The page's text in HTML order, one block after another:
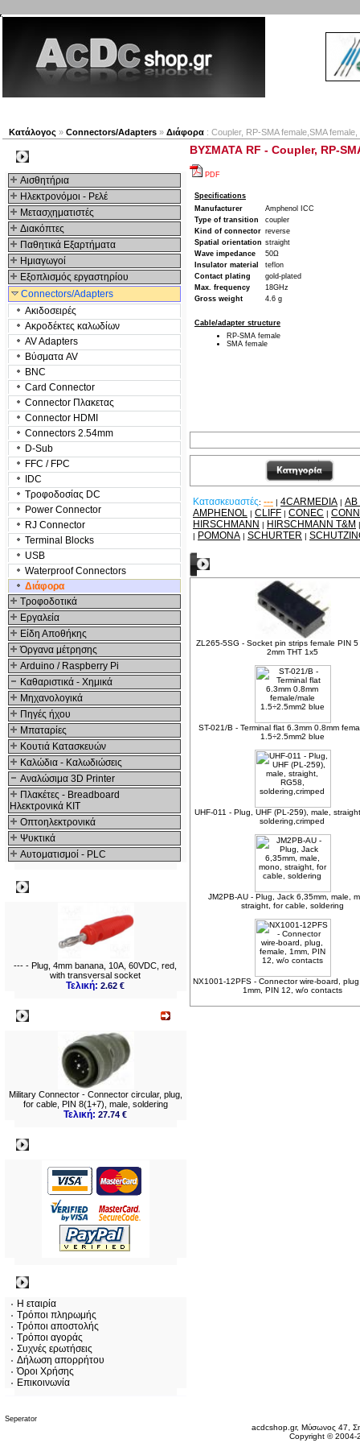
Κατάλογος » Connectors/Adapters » Διάφορα : Coupler, RP-SMA female,SMA
Αισθητήρια
Ηλεκτρονόμοι - Ρελέ
Μετασχηματιστές
Διακόπτες
Παθητικά Εξαρτήματα
Hμιαγωγοί
Εξοπλισμός εργαστηρίου
Connectors/Adapters
Ακιδοσειρές
Ακροδέκτες καλωδίων
AV Adapters
Βύσματα AV
BNC
Card Connector
Connector Πλακετας
Connector HDMI
Connectors 2.54mm
D-Sub
FFC / FPC
IDC
Τροφοδοσίας DC
Power Connector
RJ Connector
Terminal Blocks
USB
Waterproof Connectors
Διάφορα
Τροφοδοτικά
Εργαλεία
Είδη Αποθήκης
Όργανα μέτρησης
Arduino / Raspberry Pi
Καθαριστικά - Χημικά
Μηχανολογικά
Πηγές ήχου
Μπαταρίες
Κουτιά Κατασκευών
Καλώδια - Καλωδιώσεις
Αναλώσιμα 3D Printer
Πλακέτες - Breadboard
Ηλεκτρονικά ΚΙΤ
Οπτοηλεκτρονικά
Ψυκτικά
Αυτοματισμοί - PLC
--- - Plug, 4mm banana, 10A, 60VDC, red,
with transversal socket
Τελική:2.62 €
Military Connector - Connector circular, plug,
for cable, PIN 8(1+7), male, soldering
Τελική:27.74 €
Η εταιρία
Τρόποι πληρωμής
Τρόποι αποστολής
Τρόποι αγοράς
Συχνές ερωτήσεις
Δήλωση απορρήτου
Όροι Χρήσης
Επικοινωνία
ΒΥΣΜΑΤΑ RF - Coupler, RP-
PDF
Specifications
Manufacturer
Amphenol ICC
Type of transition
coupler
Kind of connector reverse
Spatial orientation straight
Wave impedance
50Ω
Insulator material
teflon
Contact plating
gold-plated
Max. frequency
18GHz
Gross weight
4.6 g
Cable/adapter structure
RP-SMA female
SMA female
Κατασκευαστές: --- | 4CARMEDIA | AB
AMPHENOL | CLIFF | CONEC |
HIRSCHMANN | HIRSCHMANN T&M
| POMONA | SCHURTER |
ZL265-5SG - Socket pin strips female PIN
2mm THT 1x5
ST-021/B - Terminal flat 6.3mm 0.8mm
1.5÷2.5mm2 blue
UHF-011 - Plug, UHF (PL-259), male,
soldering,crimped
JM2PB-AU - Plug, Jack 6,35mm, male,
straight, for cable, soldering
NX1001-12PFS - Connector wire-board,
1mm, PIN 12, w/o contacts
acdcshop.gr, Μύσωνος 47,
Copyright ©